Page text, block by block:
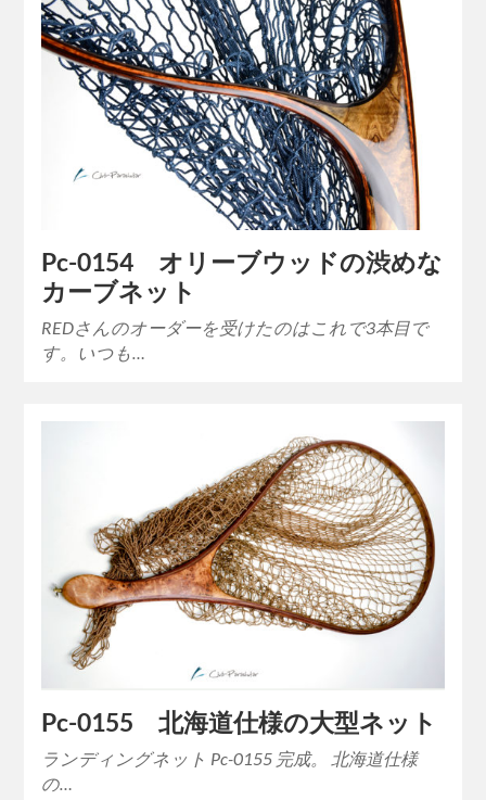
Pc-0154 オリーブウッドの渋めな
カーブネット
REDさんのオーダーを受けたのはこれで3本目で
す。いつも…
Pc-0155 北海道仕様の大型ネット
ランディングネット Pc-0155 完成。 北海道仕様
の…